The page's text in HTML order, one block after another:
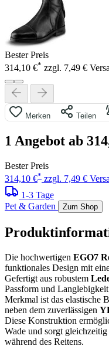
Bester Preis
314,10 €* zzgl. 7,49 €
Merken Teilen
1 Angebot ab
Bester Preis
314,10 €* zzgl. 7,49 €
1-3 Tage
Pet & Garden
Zum Shop
Die hochwertigen EGO7
funktionales Design mit
Gefertigt aus robustem
Passform und
Merkmal ist das elastische
neben dem zuverlässigen
Diese Konstruktion
Wade und sorgt
während des Reitens.